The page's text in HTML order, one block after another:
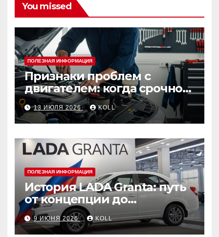
You missed
ПОЛЕЗНАЯ ИНФОРМАЦИЯ
Признаки проблем с
двигателем: когда срочно
ехать в сервис
13 ИЮЛЯ 2026 KOLL
ПОЛЕЗНАЯ ИНФОРМАЦИЯ
История LADA Granta: путь
от концепции до
популярного российского
автомобиля
9 ИЮНЯ 2026 KOLL